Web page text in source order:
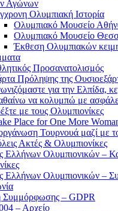
Αγώνων
Ολυμπιακή Ιστορία
Ολυμπιακό Μουσείο
Ολυμπιακό Μουσείο
Έκθεση Ολυμπιακών
Προσανατολισμός
Πρόληψης της
για την Ελπίδα,
να κολυμπώ με
με τους Ολυμπιονίκες
Place for One More
Τουρνουά μαζί με
Ακτές & Ολυμπιονίκες
Ελλήνων Ολυμπιονικών –
Ελλήνων Ολυμπιονικών –
Συμμόρφωσης – GDPR
– Αρχείο